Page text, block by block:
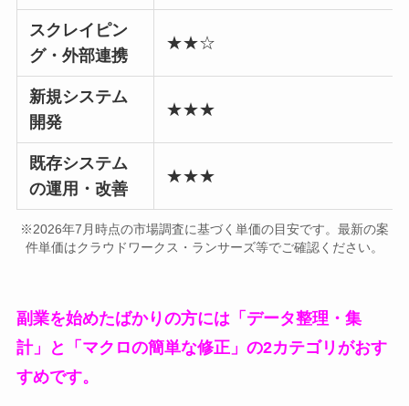
スクレイピン
グ・外部連携
★★☆
新規システム
開発
★★★
既存システム
の運用・改善
★★★
※2026年7月時点の市場調査に基づく単価の目安です。最新の案
件単価はクラウドワークス・ランサーズ等でご確認ください。
副業を始めたばかりの方には「データ整理・集
計」と「マクロの簡単な修正」の2カテゴリがおす
すめです。